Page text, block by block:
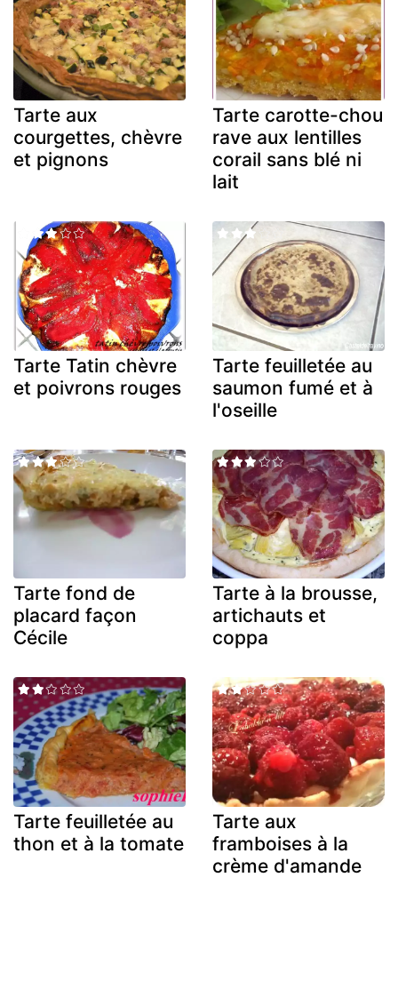
Tarte aux
courgettes, chèvre
et pignons
Tarte carotte-chou
rave aux lentilles
corail sans blé ni
lait
Tarte Tatin chèvre
et poivrons rouges
Tarte feuilletée au
saumon fumé et à
l'oseille
Tarte fond de
placard façon
Cécile
Tarte à la brousse,
artichauts et
coppa
Tarte feuilletée au
thon et à la tomate
Tarte aux
framboises à la
crème d'amande